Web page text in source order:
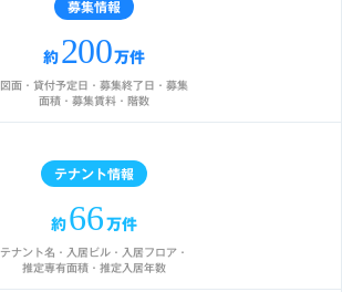
募集情報
約 200万件
図面・貸付予定日・募集終了日・募集
面積・募集賃料・階数
テナント情報
約 66 万件
テナント名・入居ビル・入居フロア・
推定専有面積・推定入居年数